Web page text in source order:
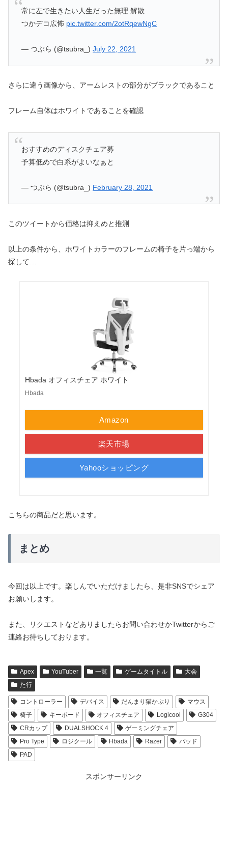
常に左で生きたい人生だった無理 解散
つかデコ広怖 pic.twitter.com/2otRqewNgC
— つぶら (@tsubra_)July 22, 2021
さらに違う画像から、アームレストの部分がブラックであること
フレーム自体はホワイトであることを確認
おすすめのディスクチェア募
予算低めで白系がよいなぁと
— つぶら (@tsubra_) February 28, 2021
このツイートから価格は抑えめと推測
以上の条件から、ホワイトカラーのフレームの椅子を片っ端から
探して…
Hbada オフィスチェア ホワイト
Hbada
Amazon
楽天市場
Yahooショッピング
こちらの商品だと思います。
まとめ
今回は以上です。楽しんでいただけましたら、是非SNSでシェア
お願いします。
また、リクエストなどありましたらお問い合わせかTwitterからご
連絡お待ちしております。
Apex YouTuber 一覧 ゲームタイトル
大会
た行
コントローラー デバイス だんまり猫かぶり
マウス
椅子
キーボード オフィスチェア Logicool
G304
CRカップ
DUALSHOCK 4
ゲーミングチェア
Pro Type
ロジクール Hbada Razer
パッド
PAD
スポンサーリンク